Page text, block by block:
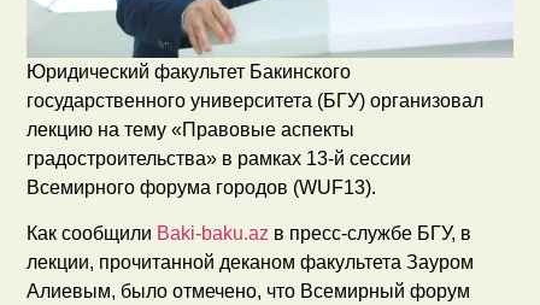
Юридический факультет Бакинского
государственного университета (БГУ) организовал
лекцию на тему «Правовые аспекты
градостроительства» в рамках 13-й сессии
Всемирного форума городов (WUF13).
Как сообщили Baki-baku.az в пресс-службе БГУ, в
лекции, прочитанной деканом факультета Зауром
Алиевым, было отмечено, что Всемирный форум